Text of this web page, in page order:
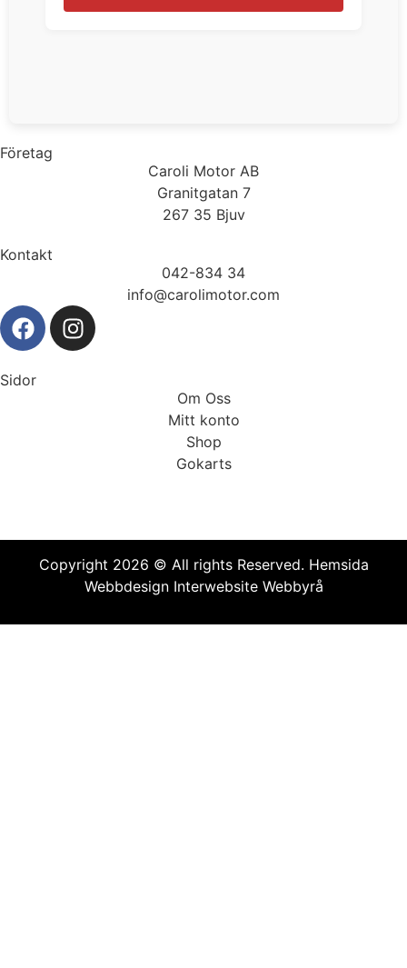
Företag
Caroli Motor AB
Granitgatan 7
267 35 Bjuv
Kontakt
042-834 34
info@carolimotor.com
Sidor
Om Oss
Mitt konto
Shop
Gokarts
Copyright 2026 © All rights Reserved. Hemsida
Webbdesign Interwebsite Webbyrå